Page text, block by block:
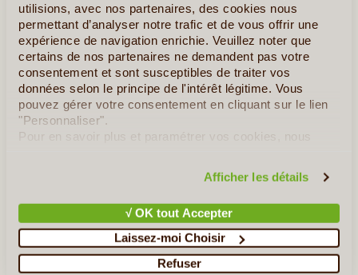
utilisions, avec nos partenaires, des cookies nous
permettant d’analyser notre trafic et de vous offrir une
expérience de navigation enrichie. Veuillez noter que
certains de nos partenaires ne demandent pas votre
consentement et sont susceptibles de traiter vos
données selon le principe de l'intérêt légitime. Vous
pouvez gérer votre consentement en cliquant sur le lien
"Personnaliser".
Pour en savoir plus et paramétrer vos cookies, nous
Afficher les détails
√ OK tout Accepter
Laissez-moi Choisir
Refuser
etc.
Visite d'un petit atelier artisanal de fabrication de
cigares, tenue par notre amie Juanita, une personnalité
passionnée de cigares. Dégustation appréciée !
Dîner traditionnel « autour du maïs » chez Fredy,
également sculpteur autodidacte.
PDJ - Déj. - Diner / Guide Francophone
Les Incontournable(s) : Esteli